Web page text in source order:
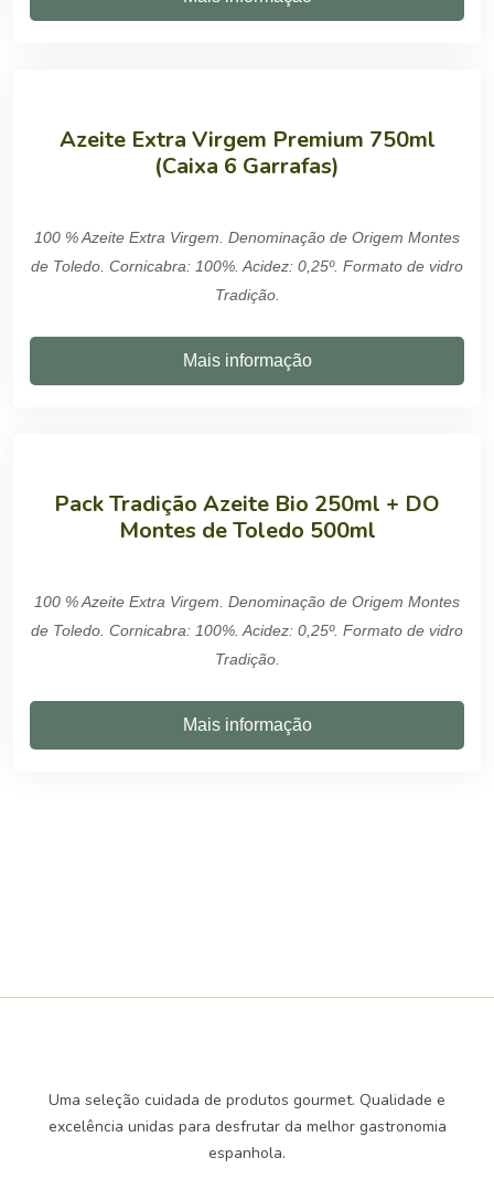
Azeite Extra Virgem Premium 750ml
(Caixa 6 Garrafas)
100 % Azeite Extra Virgem. Denominação de Origem Montes
de Toledo. Cornicabra: 100%. Acidez: 0,25º. Formato de vidro
Tradição.
Mais informação
Pack Tradição Azeite Bio 250ml + DO
Montes de Toledo 500ml
100 % Azeite Extra Virgem. Denominação de Origem Montes
de Toledo. Cornicabra: 100%. Acidez: 0,25º. Formato de vidro
Tradição.
Mais informação
Uma seleção cuidada de produtos gourmet. Qualidade e
excelência unidas para desfrutar da melhor gastronomia
espanhola.